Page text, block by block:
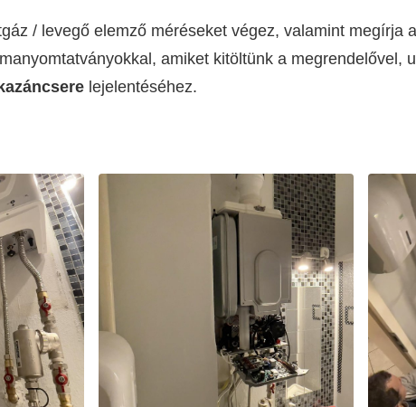
/ levegő elemző méréseket végez, valamint megírja
amiket kitöltünk a megrendelővel,
lejelentéséhez.